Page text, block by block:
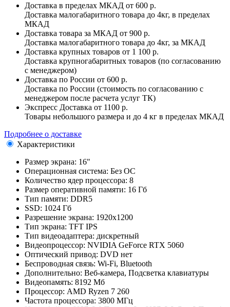
Доставка в пределах МКАД от 600 р.
Доставка малогабаритного товара до 4кг, в пределах
МКАД
Доставка товара за МКАД от 900 р.
Доставка малогабаритного товара до 4кг, за МКАД
Доставка крупных товаров от 1 100 р.
Доставка крупногабаритных товаров (по согласованию
с менеджером)
Доставка по России от 600 р.
Доставка по России (стоимость по согласованию с
менеджером после расчета услуг ТК)
Экспресс Доставка от 1100 р.
Товары небольшого размера и до 4 кг в пределах МКАД
Подробнее о доставке
Характеристики
Размер экрана: 16"
Операционная система: Без ОС
Количество ядер процессора: 8
Размер оперативной памяти: 16 Гб
Тип памяти: DDR5
SSD: 1024 Гб
Разрешение экрана: 1920x1200
Тип экрана: TFT IPS
Тип видеоадаптера: дискретный
Видеопроцессор: NVIDIA GeForce RTX 5060
Оптический привод: DVD нет
Беспроводная связь: Wi-Fi, Bluetooth
Дополнительно: Веб-камера, Подсветка клавиатуры
Видеопамять: 8192 Мб
Процессор: AMD Ryzen 7 260
Частота процессора: 3800 МГц